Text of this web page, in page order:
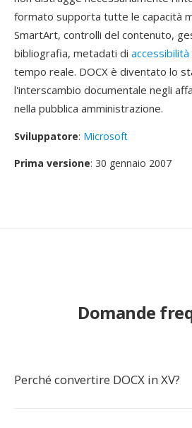
formato supporta tutte le capacità
SmartArt, controlli del contenuto,
bibliografia, metadati di accessibilità
tempo reale. DOCX è diventato lo
l'interscambio documentale negli
nella pubblica amministrazione.
Sviluppatore: Microsoft
Prima versione: 30 gennaio 2007
Domande
Perché convertire DOCX in XV?